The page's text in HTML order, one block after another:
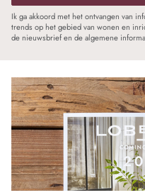
Ik ga akkoord met het ontvangen van
trends op het gebied van wonen en
de nieuwsbrief en de algemene